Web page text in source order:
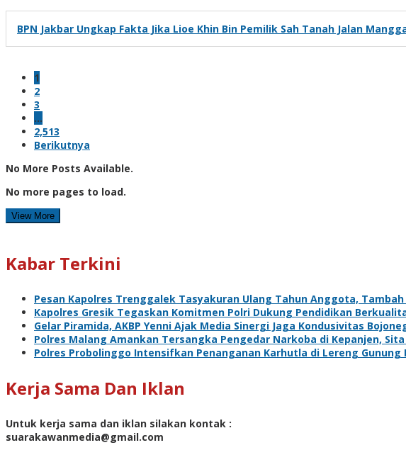
BPN Jakbar Ungkap Fakta Jika Lioe Khin Bin Pemilik Sah Tanah Jalan
1
2
3
…
2,513
Berikutnya
No More Posts Available.
No more pages to load.
View More
Kabar Terkini
Pesan Kapolres Trenggalek Tasyakuran Ulang Tahun Anggota,
Kapolres Gresik Tegaskan Komitmen Polri Dukung Pendidikan
Gelar Piramida, AKBP Yenni Ajak Media Sinergi Jaga Kondusivitas
Polres Malang Amankan Tersangka Pengedar Narkoba di Kepanjen, Sita
Polres Probolinggo Intensifkan Penanganan Karhutla di Lereng Gunung
Kerja Sama Dan Iklan
Untuk kerja sama dan iklan silakan kontak :
suarakawanmedia@gmail.com